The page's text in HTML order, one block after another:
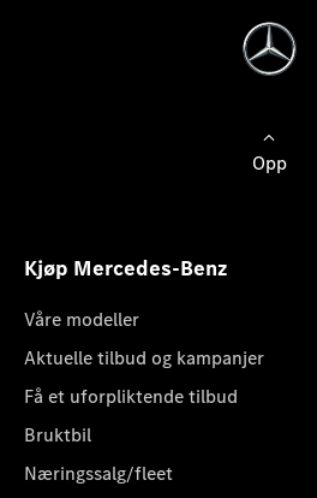
Opp
Kjøp Mercedes-Benz
Våre modeller
Aktuelle tilbud og kampanjer
Få et uforpliktende tilbud
Bruktbil
Næringssalg/fleet